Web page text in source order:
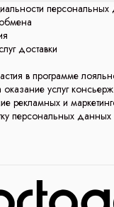
доставки
в программе
услуг
рекламных и
персональных данных